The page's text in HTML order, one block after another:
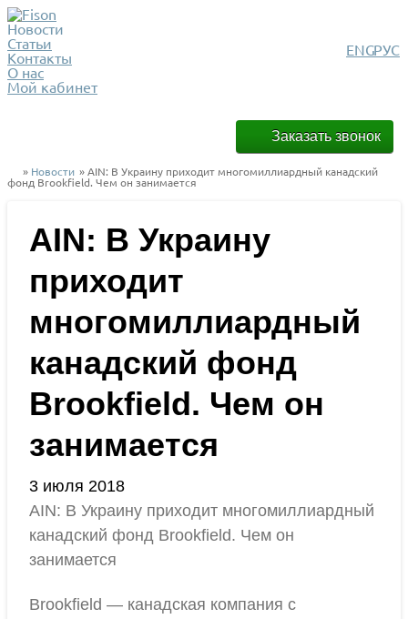
РУС
ENG
Новости
Статьи
Контакты
О нас
Мой кабинет
Заказать звонок
» Новости » AIN: В Украину приходит многомиллиардный канадский
фонд Brookfield. Чем он занимается
AIN: В Украину
приходит
многомиллиардный
канадский фонд
Brookfield. Чем он
занимается
3 июля 2018
AIN: В Украину приходит многомиллиардный
канадский фонд Brookfield. Чем он
занимается
Brookfield — канадская компания с